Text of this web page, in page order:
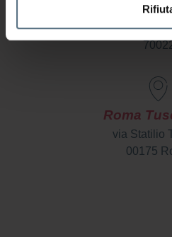
Altamura, Via
Roma
via Statilio
00175